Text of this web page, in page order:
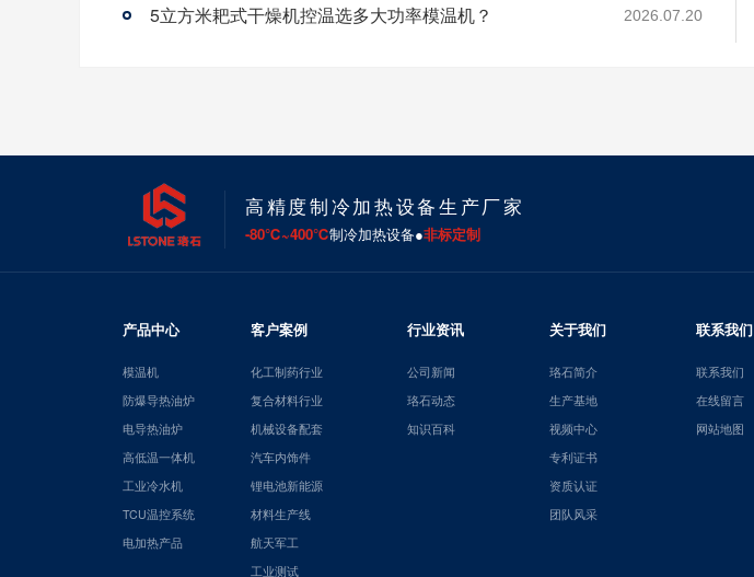
5立方米耙式干燥机控温选多大功率模温机？ 2026.07.20
高精度制冷加热设备生产厂家
-80℃~400℃制冷加热设备●非标定制
产品中心
模温机
防爆导热油炉
电导热油炉
高低温一体机
工业冷水机
TCU温控系统
电加热产品
客户案例
化工制药行业
复合材料行业
机械设备配套
汽车内饰件
锂电池新能源
材料生产线
航天军工
工业测试
行业资讯
公司新闻
珞石动态
知识百科
关于我们
珞石简介
生产基地
视频中心
专利证书
资质认证
团队风采
联系我们
联系我们
在线留言
网站地图